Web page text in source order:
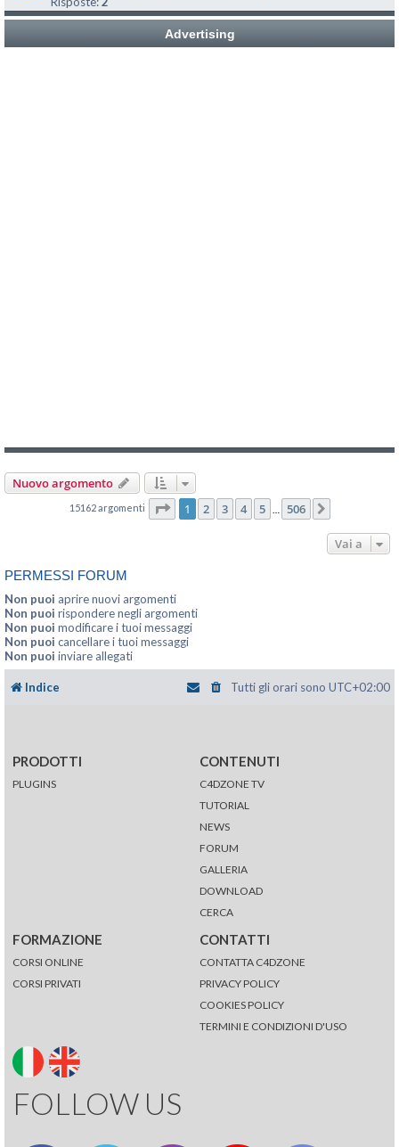
Advertising
Nuovo argomento
15162 argomenti Pagina di 506
1 2 3 4 5 506
Vai a
PERMESSI FORUM
Non puoi aprire nuovi argomenti
Non puoi rispondere negli argomenti
Non puoi modificare i tuoi messaggi
Non puoi cancellare i tuoi messaggi
Non puoi inviare allegati
Indice Tutti gli orari sono UTC+02:00
PRODOTTI
PLUGINS
CONTENUTI
C4DZONE TV
TUTORIAL
NEWS
FORUM
GALLERIA
DOWNLOAD
CERCA
FORMAZIONE
CORSI ONLINE
CORSI PRIVATI
CONTATTI
CONTATTA C4DZONE
PRIVACY POLICY
COOKIES POLICY
TERMINI E CONDIZIONI D'USO
FOLLOW US